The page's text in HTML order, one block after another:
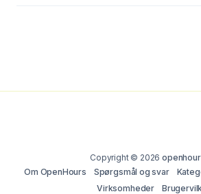
Copyright © 2026
Om OpenHours
Spørgsmål og svar
Virksomheder